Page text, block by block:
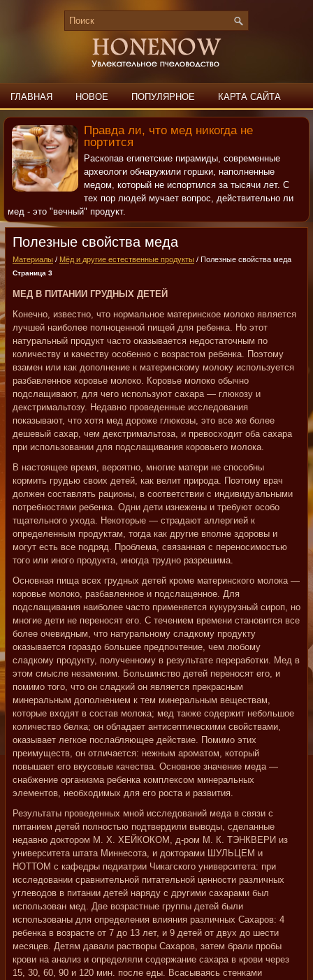
ГЛАВНАЯ НОВОЕ ПОПУЛЯРНОЕ КАРТА САЙТА
ПОИСК КОНТАКТЫ
Правда ли, что мед никогда не
портится
Раскопав египетские пирамиды, современные
археологи обнаружили горшки, наполненные
медом, который не испортился за тысячи лет. С
тех пор людей мучает вопрос, действительно ли
мед - это "вечный" продукт.
Полезные свойства меда
Материалы / Мёд и другие естественные продукты / Полезные свойства меда
Страница 3
МЕД В ПИТАНИИ ГРУДНЫХ ДЕТЕЙ
Конечно, известно, что нормальное материнское молоко является
лучшей наиболее полноценной пищей для ребенка. Но этот
натуральный продукт часто оказывается недостаточным по
количеству и качеству особенно с возрастом ребенка. Поэтому
взамен или как дополнение к материнскому молоку используется
разбавленное коровье молоко. Коровье молоко обычно
подслащивают, для чего используют сахара — глюкозу и
декстримальтозу. Недавно проведенные исследования
показывают, что хотя мед дороже глюкозы, это все же более
дешевый сахар, чем декстримальтоза, и превосходит оба сахара
при использовании для подслащивания коровьего молока.
В настоящее время, вероятно, многие матери не способны
кормить грудью своих детей, как велит природа. Поэтому врач
должен составлять рационы, в соответствии с индивидуальными
потребностями ребенка. Одни дети изнежены и требуют особо
тщательного ухода. Некоторые — страдают аллергией к
определенным продуктам, тогда как другие вполне здоровы и
могут есть все подряд. Проблема, связанная с переносимостью
того или иного продукта, иногда трудно разрешима.
Основная пища всех грудных детей кроме материнского молока —
коровье молоко, разбавленное и подслащенное. Для
подслащивания наиболее часто применяется кукурузный сироп, но
многие дети не переносят его. С течением времени становится все
более очевидным, что натуральному сладкому продукту
оказывается гораздо большее предпочтение, чем любому
сладкому продукту, полученному в результате переработки. Мед в
этом смысле незаменим. Большинство детей переносят его, и
помимо того, что он сладкий он является прекрасным
минеральным дополнением к тем минеральным веществам,
которые входят в состав молока; мед также содержит небольшое
количество белка; он обладает антисептическими свойствами,
оказывает легкое послабляющее действие. Помимо этих
преимуществ, он отличается: нежным ароматом, который
повышает его вкусовые качества. Основное значение меда —
снабжение организма ребенка комплексом минеральных
элементов, необходимых для его роста и развития.
Результаты проведенных мной исследований меда в связи с
питанием детей полностью подтвердили выводы, сделанные
недавно доктором М. X. ХЕЙКОКОМ, д-ром М. К. ТЭНКВЕРИ из
университета штата Миннесота, и докторами ШУЛЬЦЕМ и
НОТТОМ с кафедры педиатрии Чикагского университета: при
исследовании сравнительной питательной ценности различных
углеводов в питании детей наряду с другими сахарами был
использован мед. Две возрастные группы детей были
использованы для определения влияния различных Сахаров: 4
ребенка в возрасте от 7 до 13 лет, и 9 детей от двух до шести
месяцев. Детям давали растворы Сахаров, затем брали пробы
крови на анализ и определяли содержание сахара в крови через
15, 30, 60, 90 и 120 мин. после еды. Всасываясь стенками